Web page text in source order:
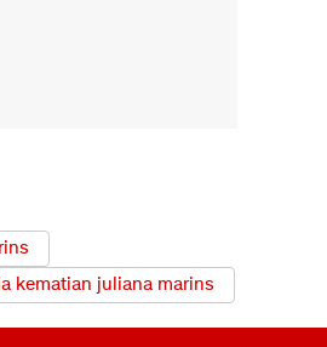
kematian juliana marins